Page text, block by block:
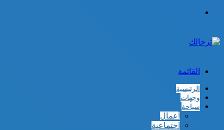
القائمة
الرئيسية
وجهات
سياحة
أعمال
اجتماعية